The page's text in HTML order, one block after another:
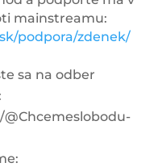
mainstreamu:
podpora/zdenek/
sa na odber